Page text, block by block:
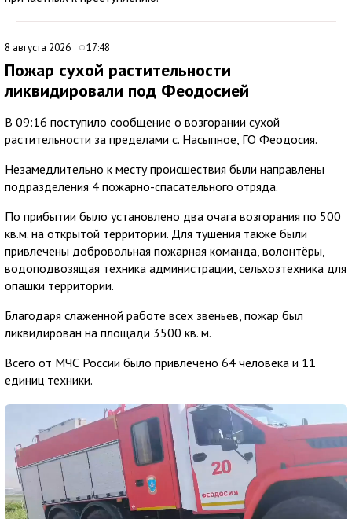
8 августа 2026 17:48
Пожар сухой растительности
ликвидировали под Феодосией
В 09:16 поступило сообщение о возгорании сухой
растительности за пределами с. Насыпное, ГО Феодосия.
Незамедлительно к месту происшествия были направлены
подразделения 4 пожарно-спасательного отряда.
По прибытии было установлено два очага возгорания по 500
кв.м. на открытой территории. Для тушения также были
привлечены добровольная пожарная команда, волонтёры,
водоподвозящая техника администрации, сельхозтехника для
опашки территории.
Благодаря слаженной работе всех звеньев, пожар был
ликвидирован на площади 3500 кв. м.
Всего от МЧС России было привлечено 64 человека и 11
единиц техники.